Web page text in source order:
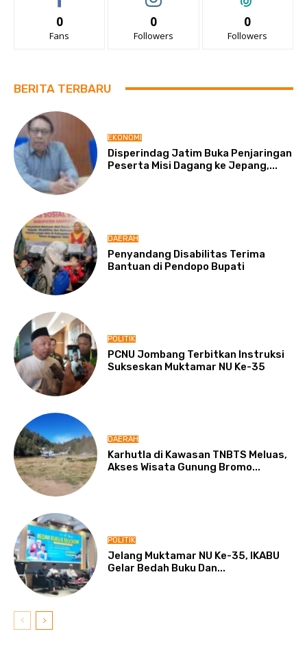
0
Fans
0
Followers
0
Followers
BERITA TERBARU
EKONOMI
Disperindag Jatim Buka Penjaringan
Peserta Misi Dagang ke Jepang,...
DAERAH
Penyandang Disabilitas Terima
Bantuan di Pendopo Bupati
POLITIK
PCNU Jombang Terbitkan Instruksi
Sukseskan Muktamar NU Ke-35
DAERAH
Karhutla di Kawasan TNBTS Meluas,
Akses Wisata Gunung Bromo...
POLITIK
Jelang Muktamar NU Ke-35, IKABU
Gelar Bedah Buku Dan...